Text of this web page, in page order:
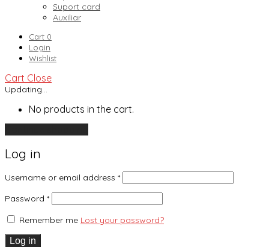
Suport card
Auxiliar
Cart 0
Login
Wishlist
Cart Close
Updating…
No products in the cart.
Log in
Username or email address *
Password *
Remember me Lost your password?
Log in